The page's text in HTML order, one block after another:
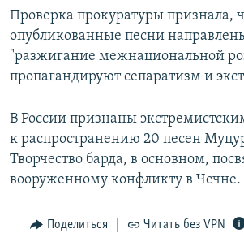
Проверка прокуратуры признала,
опубликованные песни
"разжигание межнациональной
пропагандируют сепаратизм и
В России признаны
к распространению 20 песен
Творчество барда, в основном,
вооруженному конфликту в Чечне.
Поделиться Читать без VPN